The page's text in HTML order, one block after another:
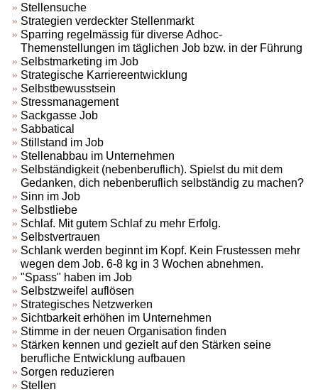
Stellensuche
Strategien verdeckter Stellenmarkt
Sparring regelmässig für diverse Adhoc-
Themenstellungen im täglichen Job bzw. in der Führung
Selbstmarketing im Job
Strategische Karriereentwicklung
Selbstbewusstsein
Stressmanagement
Sackgasse Job
Sabbatical
Stillstand im Job
Stellenabbau im Unternehmen
Selbständigkeit (nebenberuflich). Spielst du mit dem
Gedanken, dich nebenberuflich selbständig zu machen?
Sinn im Job
Selbstliebe
Schlaf. Mit gutem Schlaf zu mehr Erfolg.
Selbstvertrauen
Schlank werden beginnt im Kopf. Kein Frustessen mehr
wegen dem Job. 6-8 kg in 3 Wochen abnehmen.
"Spass" haben im Job
Selbstzweifel auflösen
Strategisches Netzwerken
Sichtbarkeit erhöhen im Unternehmen
Stimme in der neuen Organisation finden
Stärken kennen und gezielt auf den Stärken seine
berufliche Entwicklung aufbauen
Sorgen reduzieren
Stellen